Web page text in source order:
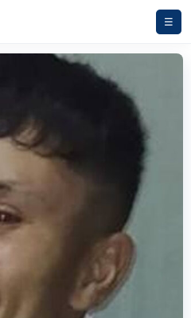
☰